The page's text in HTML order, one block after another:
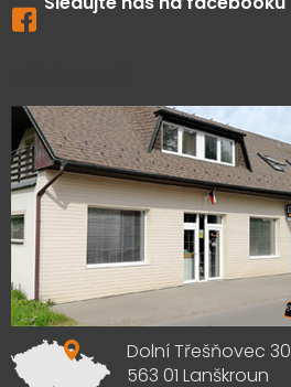
Dolní Třešňovec 30
563 01 Lanškroun